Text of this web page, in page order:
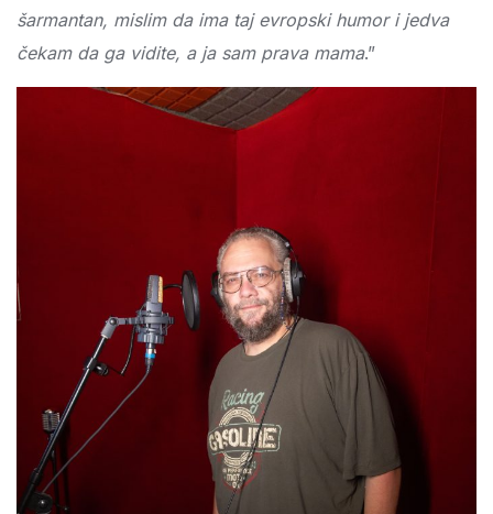
šarmantan, mislim da ima taj evropski humor i jedva
čekam da ga vidite, a ja sam prava mama.”